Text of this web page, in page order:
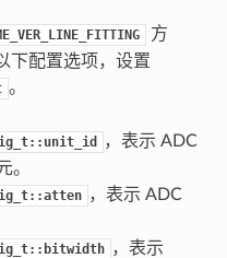
方
下配置选项，设置
。
，表示 ADC
。
，表示 ADC
，表示